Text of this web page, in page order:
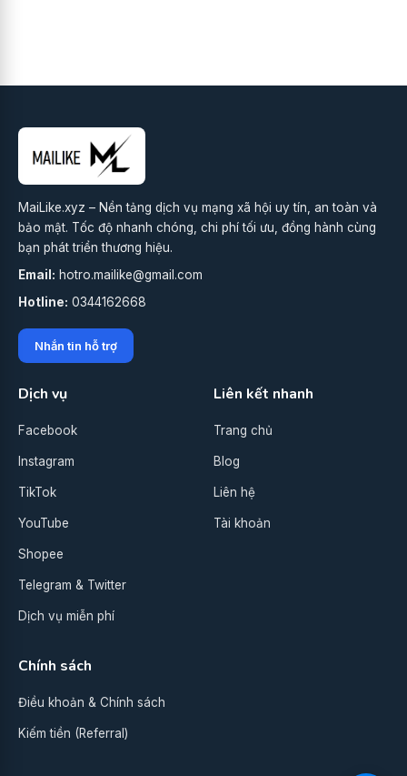
MaiLike.xyz – Nền tảng dịch vụ mạng xã hội uy tín, an toàn và
bảo mật. Tốc độ nhanh chóng, chi phí tối ưu, đồng hành cùng
bạn phát triển thương hiệu.
Email: hotro.mailike@gmail.com
Hotline: 0344162668
Nhắn tin hỗ trợ
Dịch vụ
Facebook
Instagram
TikTok
YouTube
Shopee
Telegram & Twitter
Dịch vụ miễn phí
Liên kết nhanh
Trang chủ
Blog
Liên hệ
Tài khoản
Chính sách
Điều khoản & Chính sách
Kiếm tiền (Referral)